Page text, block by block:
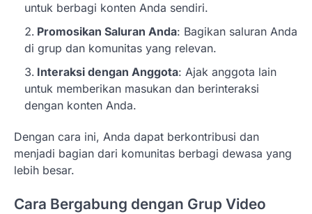
untuk berbagi konten Anda sendiri.
Promosikan Saluran Anda: Bagikan saluran Anda
di grup dan komunitas yang relevan.
Interaksi dengan Anggota: Ajak anggota lain
untuk memberikan masukan dan berinteraksi
dengan konten Anda.
Dengan cara ini, Anda dapat berkontribusi dan
menjadi bagian dari komunitas berbagi dewasa yang
lebih besar.
Cara Bergabung dengan Grup Video